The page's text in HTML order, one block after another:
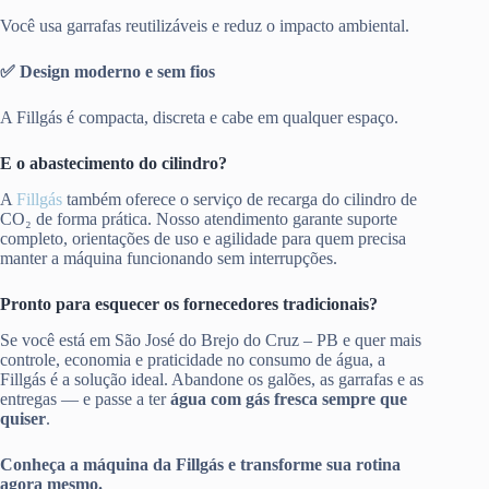
Você usa garrafas reutilizáveis e reduz o impacto ambiental.
✅ Design moderno e sem fios
A Fillgás é compacta, discreta e cabe em qualquer espaço.
E o abastecimento do cilindro?
A Fillgás também oferece o serviço de recarga do cilindro de
CO₂ de forma prática. Nosso atendimento garante suporte
completo, orientações de uso e agilidade para quem precisa
manter a máquina funcionando sem interrupções.
Pronto para esquecer os fornecedores tradicionais?
Se você está em São José do Brejo do Cruz – PB e quer mais
controle, economia e praticidade no consumo de água, a
Fillgás é a solução ideal. Abandone os galões, as garrafas e as
entregas — e passe a terágua com gás fresca sempre que
quiser.
Conheça a máquina da Fillgás e transforme sua rotina
agora mesmo.